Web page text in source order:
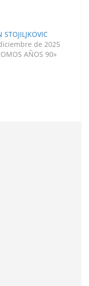
STOJILJKOVIC
de 2025
AÑOS 90»